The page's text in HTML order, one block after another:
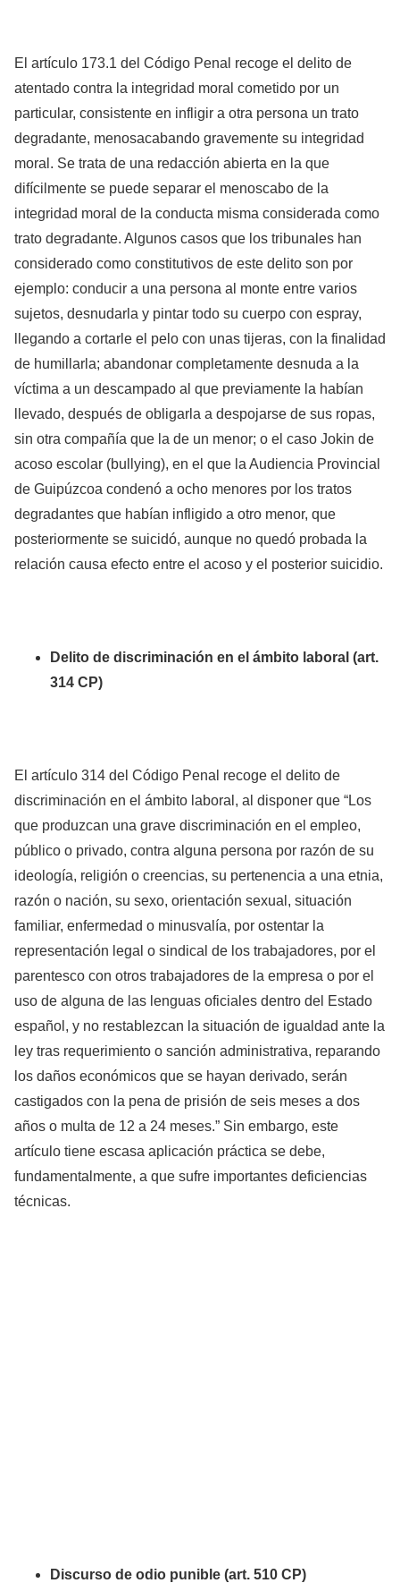
El artículo 173.1 del Código Penal recoge el delito de
atentado contra la integridad moral cometido por un
particular, consistente en infligir a otra persona un trato
degradante, menosacabando gravemente su integridad
moral. Se trata de una redacción abierta en la que
difícilmente se puede separar el menoscabo de la
integridad moral de la conducta misma considerada como
trato degradante. Algunos casos que los tribunales han
considerado como constitutivos de este delito son por
ejemplo: conducir a una persona al monte entre varios
sujetos, desnudarla y pintar todo su cuerpo con espray,
llegando a cortarle el pelo con unas tijeras, con la finalidad
de humillarla; abandonar completamente desnuda a la
víctima a un descampado al que previamente la habían
llevado, después de obligarla a despojarse de sus ropas,
sin otra compañía que la de un menor; o el caso Jokin de
acoso escolar (bullying), en el que la Audiencia Provincial
de Guipúzcoa condenó a ocho menores por los tratos
degradantes que habían infligido a otro menor, que
posteriormente se suicidó, aunque no quedó probada la
relación causa efecto entre el acoso y el posterior suicidio.
Delito de discriminación en el ámbito laboral (art.
314 CP)
El artículo 314 del Código Penal recoge el delito de
discriminación en el ámbito laboral, al disponer que “Los
que produzcan una grave discriminación en el empleo,
público o privado, contra alguna persona por razón de su
ideología, religión o creencias, su pertenencia a una etnia,
razón o nación, su sexo, orientación sexual, situación
familiar, enfermedad o minusvalía, por ostentar la
representación legal o sindical de los trabajadores, por el
parentesco con otros trabajadores de la empresa o por el
uso de alguna de las lenguas oficiales dentro del Estado
español, y no restablezcan la situación de igualdad ante la
ley tras requerimiento o sanción administrativa, reparando
los daños económicos que se hayan derivado, serán
castigados con la pena de prisión de seis meses a dos
años o multa de 12 a 24 meses.” Sin embargo, este
artículo tiene escasa aplicación práctica se debe,
fundamentalmente, a que sufre importantes deficiencias
técnicas.
Discurso de odio punible (art. 510 CP)